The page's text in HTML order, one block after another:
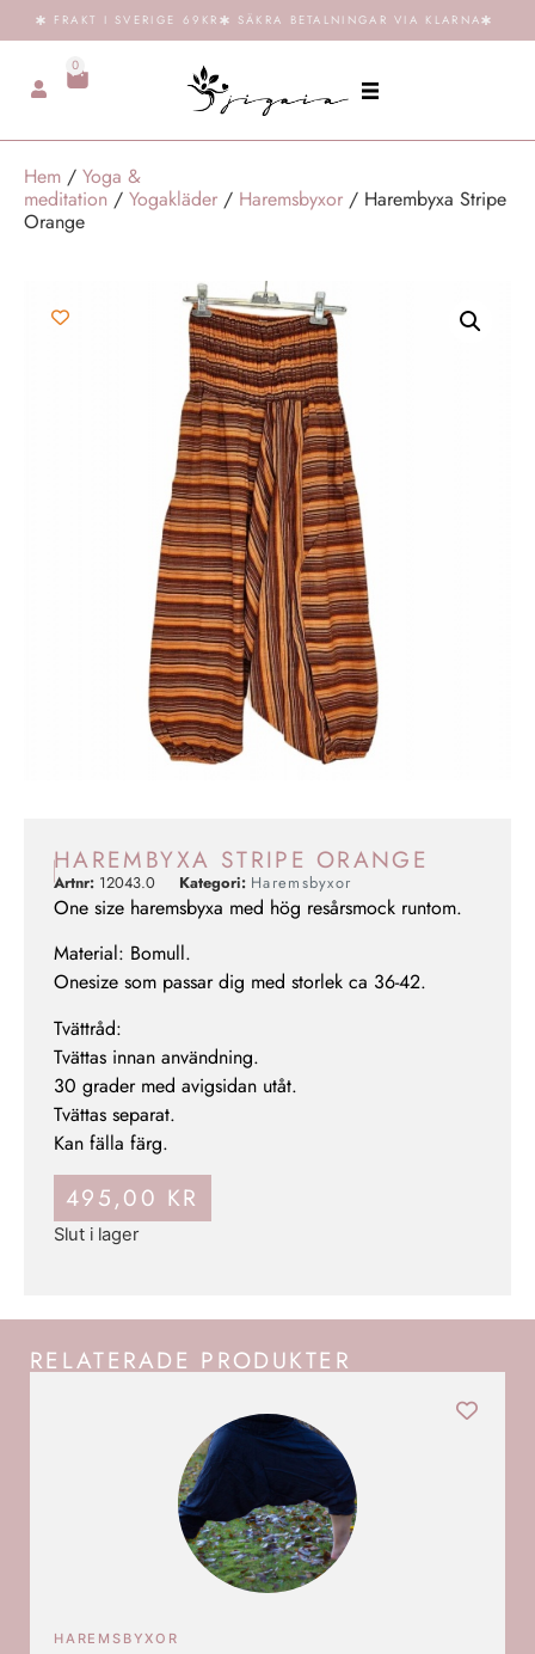
FRAKT I SVERIGE 69KR SÄKRA BETALNINGAR VIA KLARNA
0
Hem / Yoga &
meditation / Yogakläder / Haremsbyxor / Harembyxa Stripe
Orange
HAREMBYXA STRIPE ORANGE
Artnr: 12043.0 Kategori: Haremsbyxor
One size haremsbyxa med hög resårsmock runtom.
Material: Bomull.
Onesize som passar dig med storlek ca 36-42.
Tvättråd:
Tvättas innan användning.
30 grader med avigsidan utåt.
Tvättas separat.
Kan fälla färg.
495,00 KR
Slut i lager
RELATERADE PRODUKTER
HAREMSBYXOR